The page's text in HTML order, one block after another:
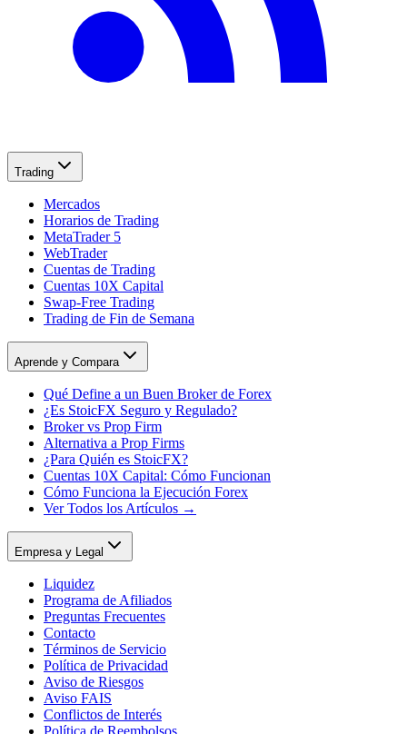
Trading
Mercados
Horarios de Trading
MetaTrader 5
WebTrader
Cuentas de Trading
Cuentas 10X Capital
Swap-Free Trading
Trading de Fin de Semana
Aprende y Compara
Qué Define a un Buen Broker de Forex
¿Es StoicFX Seguro y Regulado?
Broker vs Prop Firm
Alternativa a Prop Firms
¿Para Quién es StoicFX?
Cuentas 10X Capital: Cómo Funcionan
Cómo Funciona la Ejecución Forex
Ver Todos los Artículos →
Empresa y Legal
Liquidez
Programa de Afiliados
Preguntas Frecuentes
Contacto
Términos de Servicio
Política de Privacidad
Aviso de Riesgos
Aviso FAIS
Conflictos de Interés